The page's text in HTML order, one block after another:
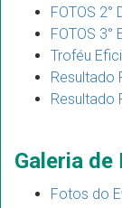
FOTOS 2°
FOTOS 3°
Troféu
Resultado
Resultado
Galeria de
Fotos do